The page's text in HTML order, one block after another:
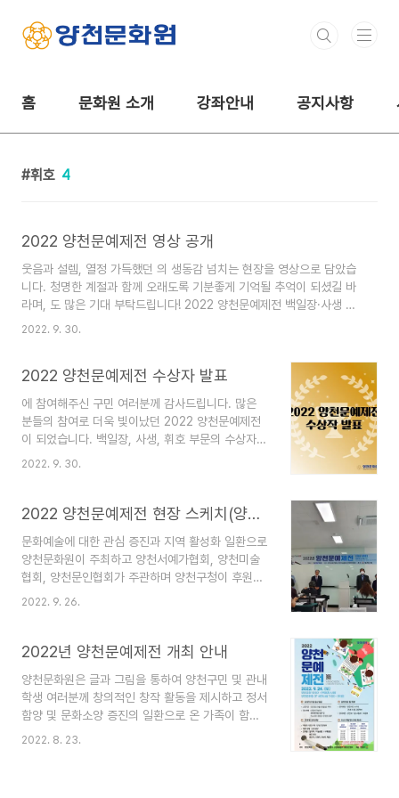
홈 문화원 소개 강좌안내 공지사항
휘호 4
2022 양천문예제전 영상 공개
웃음과 설렘, 열정 가득했던 의 생동감 넘치는 현장을 영상으로 담았습
니다. 청명한 계절과 함께 오래도록 기분좋게 기억될 추억이 되셨길 바
라며, 도 많은 기대 부탁드립니다! 2022 양천문예제전 백일장·사생 대
회장(양천공원) 영상 2022 양천문예제전 휘호 대회장(양천문화원 3층
2022. 9. 30.
2022 양천문예제전 수상자 발표
에 참여해주신 구민 여러분께 감사드립니다. 많은
분들의 참여로 더욱 빛이났던 2022 양천문예제전
이 되었습니다. 백일장, 사생, 휘호 부문의 수상자를
발표하오니 확인을 부탁드리며, 수상을 진심으로 축
작은 10월 15일(토)~19일(수) 양천문화원 1층 전시
다. 참여해주신 모든 분들께 감사와 격려의 박수를
전합니다.
2022. 9. 30.
2022 양천문예제전 현장 스케치(양천문화원 3F 세미나실-휘호대회)
문화예술에 대한 관심 증진과 지역 활성화 일환으로
양천문화원이 주최하고 양천서예가협회, 양천미술
협회, 양천문인협회가 주관하며 양천구청이 후원하
는 ‘2022 양천문예제전’이 지난 9월 24일(토) 개최
민 여러분의 열기와 웃음소리로 대회장이 가득 채워
여러분의 관심과 참여에 감사드립니다. 대회 종료
후 심사위원의 엄격한 심사과정을 통해 각 부문의
우수작품을 선발하였고 결과는 9월 말, 양천문화원
홈페이지를 통해 공고될 예정입니다. 선발된 우수작
2022. 9. 26.
2022년 양천문예제전 개최 안내
양천문화원은 글과 그림을 통하여 양천구민 및 관내
학생 여러분께 창의적인 창작 활동을 제시하고 정서
함양 및 문화소양 증진의 일환으로 온 가족이 함께
참여할 수 있는 을 개최하오니 많은 관심과 참여 부
2022. 8. 23.